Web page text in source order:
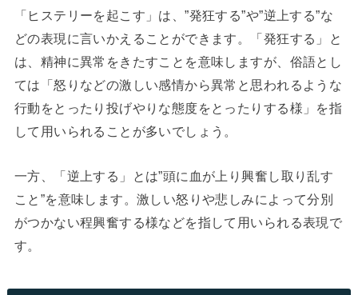
「ヒステリーを起こす」は、”発狂する”や”逆上する”な
どの表現に言いかえることができます。「発狂する」と
は、精神に異常をきたすことを意味しますが、俗語とし
ては「怒りなどの激しい感情から異常と思われるような
行動をとったり投げやりな態度をとったりする様」を指
して用いられることが多いでしょう。
一方、「逆上する」とは”頭に血が上り興奮し取り乱す
こと”を意味します。激しい怒りや悲しみによって分別
がつかない程興奮する様などを指して用いられる表現で
す。